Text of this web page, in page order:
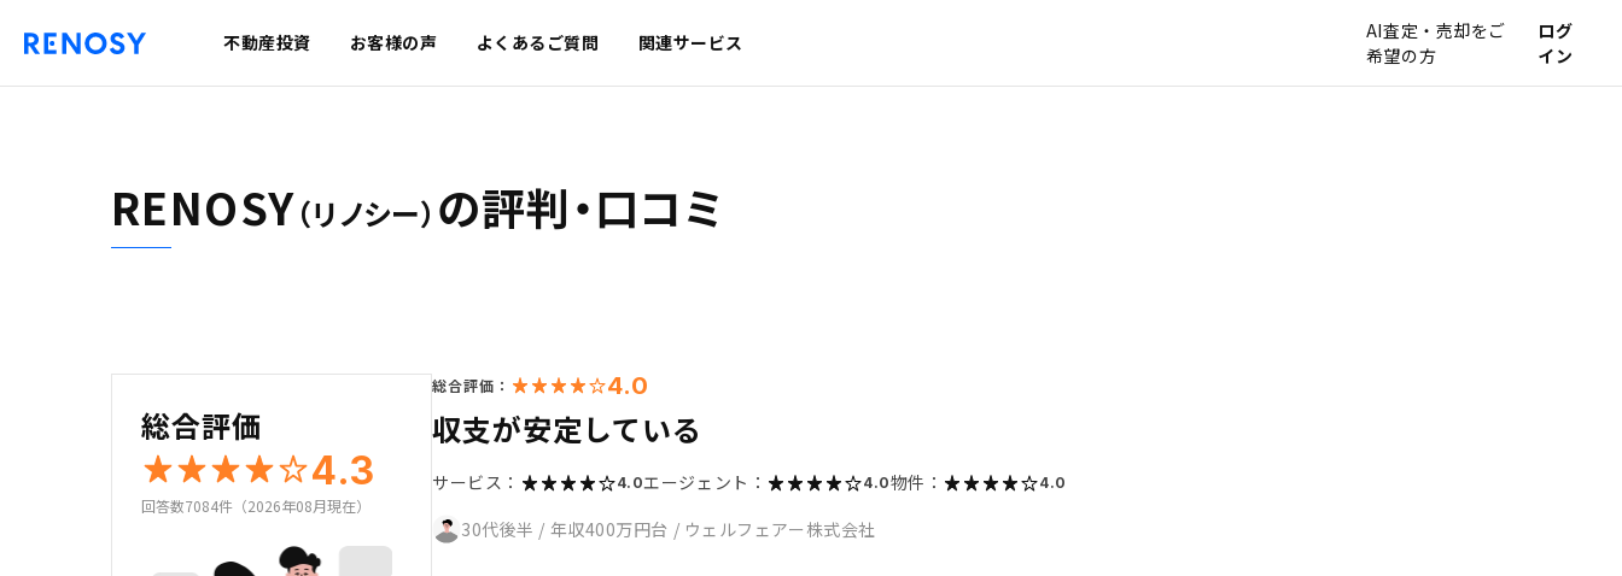
不動産投資 お客様の声 よくあるご質問 関連サービス
AI査定・売却をご
希望の方
ログ
イン
RENOSY（リノシー） の評判・口コミ
総合評価
4.3
回答数7084件（2026年08月現在）
総合評価： 4.0
収支が安定している
サービス： 4.0エージェント： 4.0物件： 4.0
30代後半 / 年収400万円台 / ウェルフェアー株式会社